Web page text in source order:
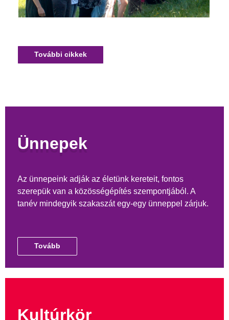
További cikkek
Ünnepek
Az ünnepeink adják az életünk kereteit, fontos
szerepük van a közösségépítés szempontjából. A
tanév mindegyik szakaszát egy-egy ünneppel zárjuk.
Tovább
Kultúrkör